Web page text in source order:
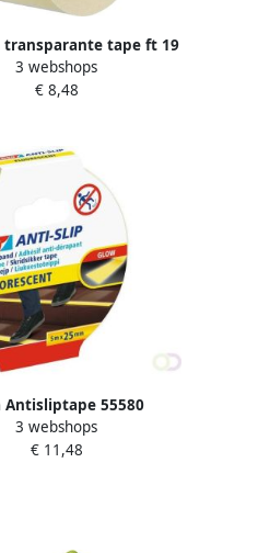
transparante tape ft 19
x 33 m 8 rolletjes
3 webshops
€ 8,48
Antisliptape 55580
fluorescent
3 webshops
€ 11,48